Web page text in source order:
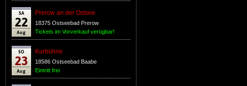
SA
22
Aug
Prerow an der Ostsee
18375 Ostseebad Prerow
Tickets im Vorverkauf verügbar!
SO
23
Aug
Kurbühne
18586 Ostseebad Baabe
Eintritt frei